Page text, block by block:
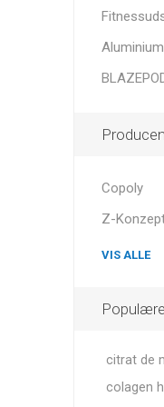
Copoly
Z-
VIS ALLE
citrat de
colagen